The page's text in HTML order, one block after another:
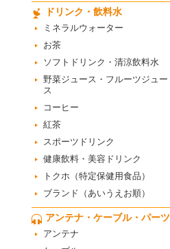
ドリンク・飲料水
ミネラルウォーター
お茶
ソフトドリンク・清涼飲料水
野菜ジュース・フルーツジュー
ス
コーヒー
紅茶
スポーツドリンク
健康飲料・美容ドリンク
トクホ（特定保健用食品）
ブランド（あいうえお順）
アンテナ・ケーブル・パーツ
アンテナ